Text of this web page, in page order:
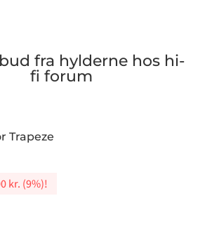
fra hylderne hos hi-
fi forum
Trapeze
kr. (9%)!